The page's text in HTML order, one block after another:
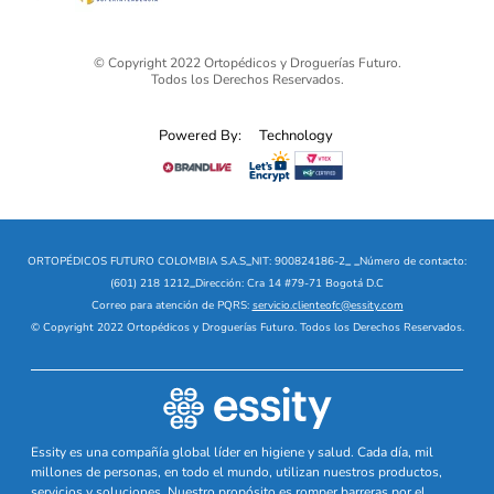
© Copyright 2022 Ortopédicos y Droguerías Futuro.
Todos los Derechos Reservados.
Powered By: Technology
ORTOPÉDICOS FUTURO COLOMBIA S.A.S_NIT: 900824186-2_ _Número de contacto:
(601) 218 1212_Dirección: Cra 14 #79-71 Bogotá D.C
Correo para atención de PQRS: servicio.clienteofc@essity.com
© Copyright 2022 Ortopédicos y Droguerías Futuro. Todos los Derechos Reservados.
Essity es una compañía global líder en higiene y salud. Cada día, mil
millones de personas, en todo el mundo, utilizan nuestros productos,